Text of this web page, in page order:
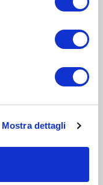
Mostra dettagli
dorati decorati;
ed estetica.
sempreverde. (Si
tra il bicchiere e il
del vetro e alla